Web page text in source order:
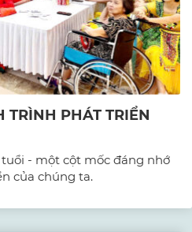
TRÌNH PHÁT TRIỂN
tuổi - một cột mốc đáng nhớ
của chúng ta.